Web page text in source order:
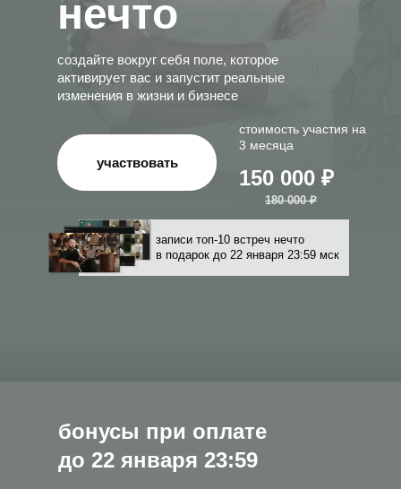
нечто
создайте вокруг себя поле, которое
активирует вас и запустит реальные
изменения в жизни и бизнесе
участвовать
стоимость участия на
3 месяца
150 000 ₽
180 000 ₽
записи топ-10 встреч нечто
в подарок до 22 января 23:59 мск
бонусы при оплате
до 22 января 23:59